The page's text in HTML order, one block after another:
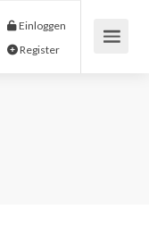
Einloggen